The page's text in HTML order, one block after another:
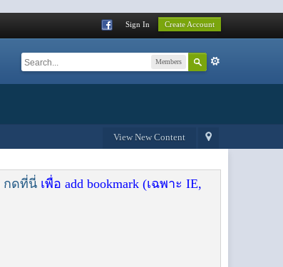
Sign In Create Account
Members
View New Content
กดที่นี่ เพื่อ add bookmark (เฉพาะ IE,